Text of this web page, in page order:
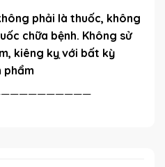
phải là thuốc, không
chữa bệnh. Không sử
kiêng kỵ với bất kỳ
phẩm